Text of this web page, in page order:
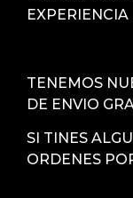
EXPERIENCIA
TENEMOS
DE ENVIO
SI TINES
ORDENES